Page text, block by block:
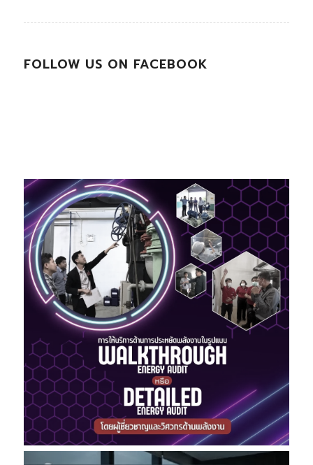
FOLLOW US ON FACEBOOK